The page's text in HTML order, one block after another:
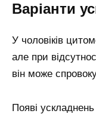
Варіанти
У чоловіків
але при
він може
Появі